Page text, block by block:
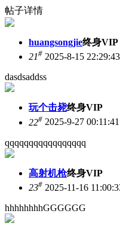
帖子详情
huangsongjie终身VIP
21# 2025-8-15 22:29:43
dasdsaddss
玩个击毙终身VIP
22# 2025-9-27 00:11:41
qqqqqqqqqqqqqqqqq
高射机枪终身VIP
23# 2025-11-16
hhhhhhhhGGGGGG